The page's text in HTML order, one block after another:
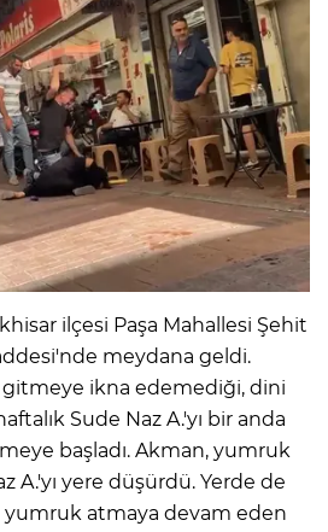
ilçesi Paşa Mahallesi Şehit
meydana geldi.
gitmeye ikna edemediği, dini
Sude Naz A.'yı bir anda
başladı. Akman, yumruk
A.'yı yere düşürdü. Yerde de
yumruk atmaya devam eden